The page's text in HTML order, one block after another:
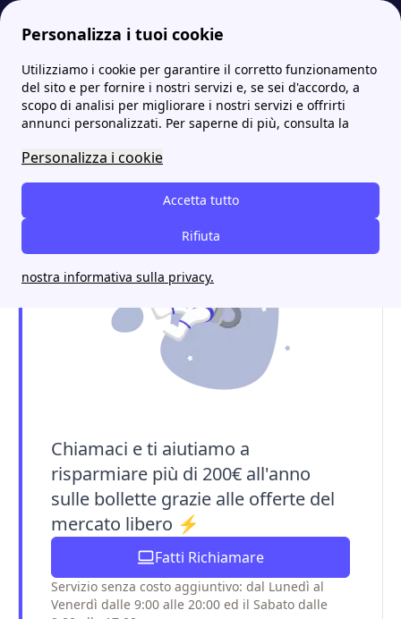
Personalizza i tuoi cookie
Utilizziamo i cookie per garantire il corretto funzionamento
del sito e per fornire i nostri servizi e, se sei d'accordo, a
scopo di analisi per migliorare i nostri servizi e offrirti
annunci personalizzati. Per saperne di più, consulta la
Personalizza i cookie
Accetta tutto
Rifiuta
nostra informativa sulla privacy.
Energia-Luce.it Uffici e sportelli GELSIA: dove trovarli, indirizzi e contatti Tutti gli uffici Gelsia a Seregno
Tutti gli uffici Gelsia a
Seregno
Chiamaci e ti aiutiamo a
risparmiare più di 200€ all'anno
sulle bollette grazie alle offerte del
mercato libero ⚡
Fatti Richiamare
Servizio senza costo aggiuntivo: dal Lunedì al
Venerdì dalle 9:00 alle 20:00 ed il Sabato dalle